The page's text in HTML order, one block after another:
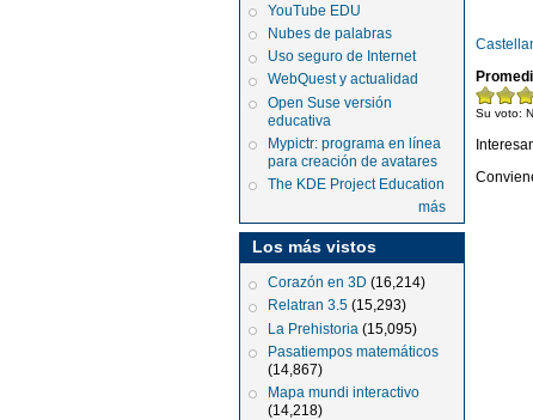
YouTube EDU
Nubes de palabras
Uso seguro de Internet
WebQuest y actualidad
Open Suse versión
educativa
Mypictr: programa en línea
para creación de avatares
The KDE Project Education
más
Los más vistos
Corazón en 3D (16,214)
Relatran 3.5 (15,293)
La Prehistoria (15,095)
Pasatiempos matemáticos
(14,867)
Mapa mundi interactivo
(14,218)
Su voto: